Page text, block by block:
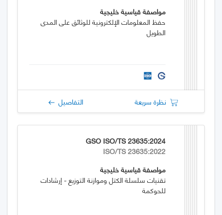
مواصفة قياسية خليجية
حفظ المعلومات الإلكترونية للوثائق على المدى
الطويل
نظرة سريعة التفاصيل
GSO ISO/TS 23635:2024
ISO/TS 23635:2022
مواصفة قياسية خليجية
تقنيات سلسلة الكتل وموازنة التوزيع - إرشادات
للحوكمة